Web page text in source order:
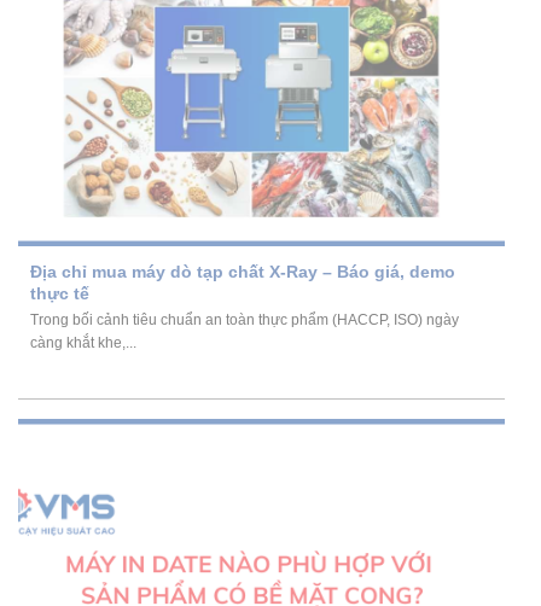
Địa chỉ mua máy dò tạp chất X-Ray – Báo giá, demo
thực tế
Trong bối cảnh tiêu chuẩn an toàn thực phẩm (HACCP, ISO) ngày
càng khắt khe,...